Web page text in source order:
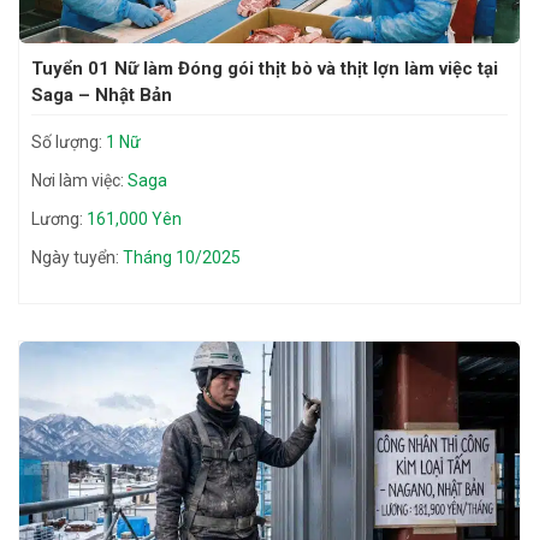
Tuyển 01 Nữ làm Đóng gói thịt bò và thịt lợn làm việc tại
Saga – Nhật Bản
Số lượng: 1 Nữ
Nơi làm việc: Saga
Lương: 161,000 Yên
Ngày tuyển: Tháng 10/2025